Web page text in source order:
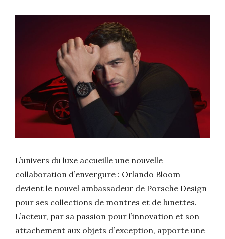
L’univers du luxe accueille une nouvelle
collaboration d’envergure : Orlando Bloom
devient le nouvel ambassadeur de Porsche Design
pour ses collections de montres et de lunettes.
L’acteur, par sa passion pour l’innovation et son
attachement aux objets d’exception, apporte une